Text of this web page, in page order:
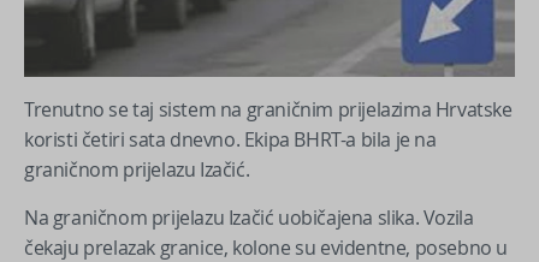
Trenutno se taj sistem na graničnim prijelazima Hrvatske
koristi četiri sata dnevno. Ekipa BHRT-a bila je na
graničnom prijelazu Izačić.
Na graničnom prijelazu Izačić uobičajena slika. Vozila
čekaju prelazak granice, kolone su evidentne, posebno u